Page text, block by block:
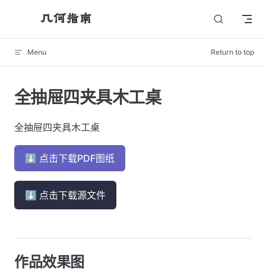
Skip to content
几何指南
Menu Return to top
全抽屉四夹具木工桌
全抽屉四夹具木工桌
⬇ 点击下载PDF图纸
⬇ 点击下载源文件
作品效果图